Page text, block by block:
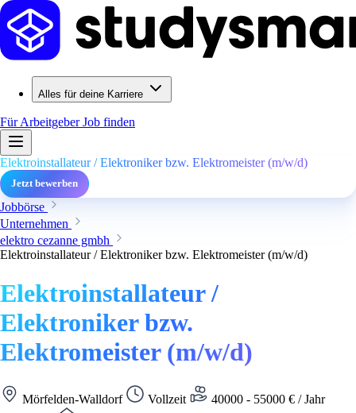
Alles für deine Karriere
Für ArbeitgeberJob finden
Elektroinstallateur / Elektroniker bzw. Elektromeister (m/w/d)
Jetzt bewerben
Jobbörse
Unternehmen
elektro cezanne gmbh
Elektroinstallateur / Elektroniker bzw. Elektromeister (m/w/d)
Elektroinstallateur /
Elektroniker bzw.
Elektromeister (m/w/d)
Mörfelden-Walldorf Vollzeit
40000 - 55000 € / Jahr